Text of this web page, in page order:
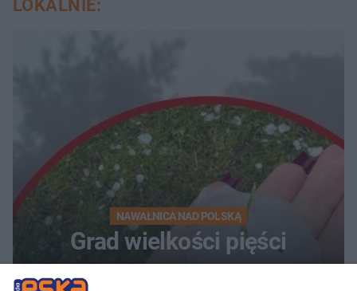
LOKALNIE:
NAWAŁNICA NAD POLSKĄ
Grad wielkości pięści
zrujnował dachy. Jedna